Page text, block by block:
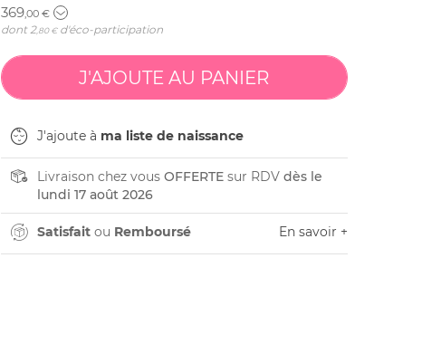
369,00 €
dont 2,80 €d'éco-participation
J'ajoute à ma liste de naissance
Livraison chez vous OFFERTEsur RDV dès le
lundi 17 août 2026
Satisfaitou Remboursé En savoir +